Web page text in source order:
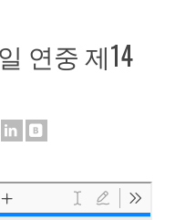
연중 제14